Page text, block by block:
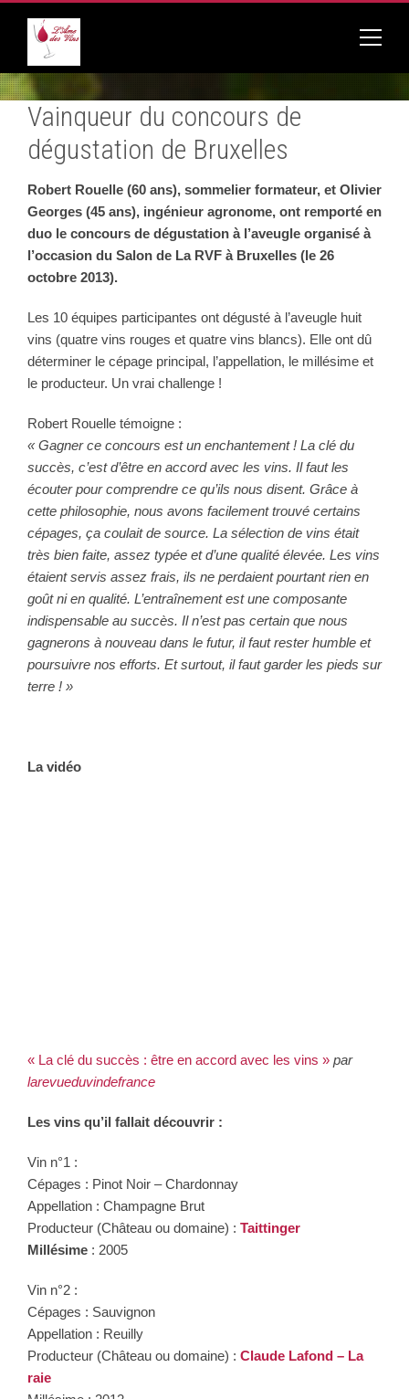
Vainqueur du concours de
dégustation de Bruxelles
Robert Rouelle (60 ans), sommelier formateur, et Olivier
Georges (45 ans), ingénieur agronome, ont remporté en
duo le concours de dégustation à l’aveugle organisé à
l’occasion du Salon de La RVF à Bruxelles (le 26
octobre 2013).
Les 10 équipes participantes ont dégusté à l’aveugle huit
vins (quatre vins rouges et quatre vins blancs). Elle ont dû
déterminer le cépage principal, l’appellation, le millésime et
le producteur. Un vrai challenge !
Robert Rouelle témoigne :
« Gagner ce concours est un enchantement ! La clé du
succès, c’est d’être en accord avec les vins. Il faut les
écouter pour comprendre ce qu’ils nous disent. Grâce à
cette philosophie, nous avons facilement trouvé certains
cépages, ça coulait de source. La sélection de vins était
très bien faite, assez typée et d’une qualité élevée. Les vins
étaient servis assez frais, ils ne perdaient pourtant rien en
goût ni en qualité. L’entraînement est une composante
indispensable au succès. Il n’est pas certain que nous
gagnerons à nouveau dans le futur, il faut rester humble et
poursuivre nos efforts. Et surtout, il faut garder les pieds sur
terre ! »
La vidéo
« La clé du succès : être en accord avec les vins » par
larevueduvindefrance
Les vins qu’il fallait découvrir :
Vin n°1 :
Cépages : Pinot Noir – Chardonnay
Appellation : Champagne Brut
Producteur (Château ou domaine) : Taittinger
Millésime : 2005
Vin n°2 :
Cépages : Sauvignon
Appellation : Reuilly
Producteur (Château ou domaine) : Claude Lafond – La
raie